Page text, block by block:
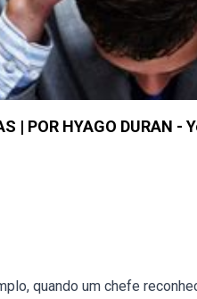
| POR HYAGO DURAN -
quando um chefe